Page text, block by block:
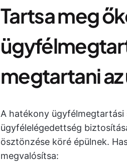
Tartsa meg
megtartani
A hatékony
ügyfélelégedettség
ösztönzése köré épülnek.
megvalósítsa: